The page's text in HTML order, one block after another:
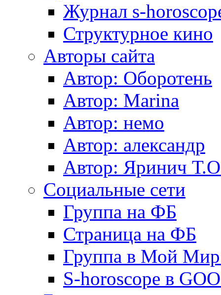
Журнал s-
Структурное кино
Авторы сайта
Автор: Оборотень
Автор: Marina
Автор: немo
Автор: александр
Автор: Яринич
Социальные сети
Группа на ФБ
Страница на ФБ
Группа в Мой
S-horoscope в